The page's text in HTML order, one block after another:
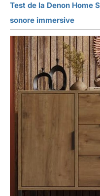
Test de la Denon Home
sonore immersive